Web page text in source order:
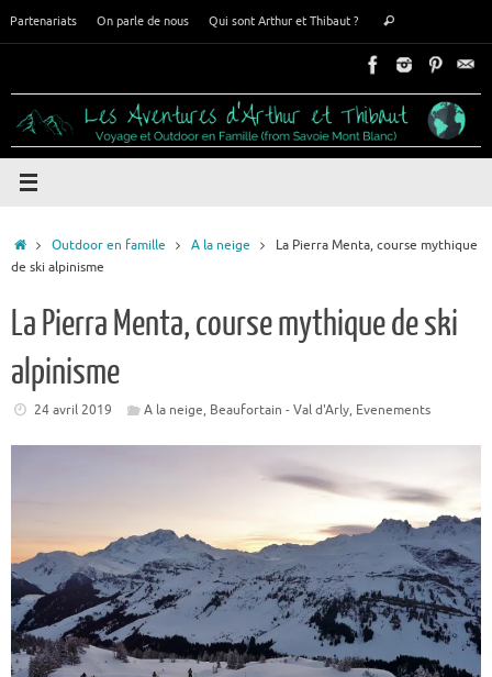
Partenariats On parle de nous Qui sont Arthur et Thibaut ?
:
Rechercher
Accueil
Outdoor en famille A la neige
La Pierra Menta, course mythique
de ski alpinisme
La Pierra Menta, course mythique de ski
alpinisme
24 avril 2019 A la neige, Beaufortain - Val d'Arly, Evenements